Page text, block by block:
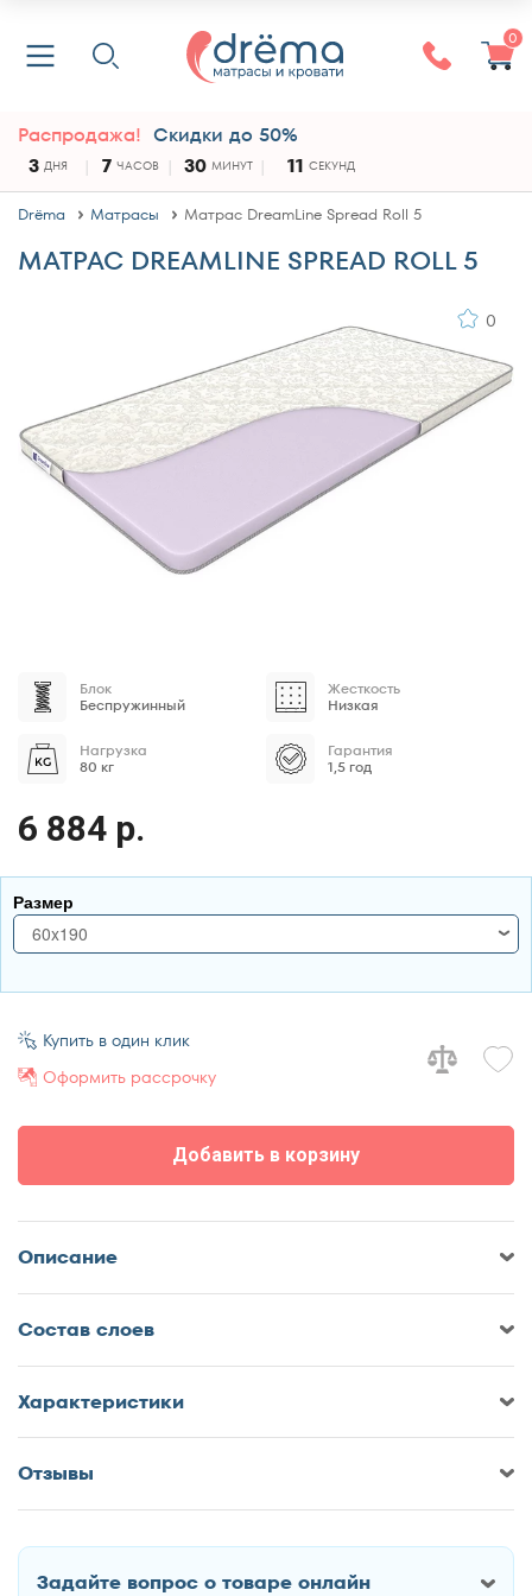
0
Распродажа! Скидки до 50%
3 ДНЯ 7 ЧАСОВ 30 МИНУТ 10 СЕКУНД
Drёma Матрасы Матрас DreamLine Spread Roll 5
МАТРАС DREAMLINE SPREAD ROLL 5
0
Блок
Беспружинный
Жесткость
Низкая
Нагрузка
80 кг
Гарантия
1,5 год
6 884 р.
Размер
60x190
60x190
70x170
70x180
70x190
75x190
75x200
80x180
80x185
80x186
80x190
Добавить в корзину
Купить в один клик
Оформить рассрочку
Описание
Cостав слоев
Характеристики
Отзывы
Оставить отзыв о Матрас
Задайте вопрос о товаре онлайн